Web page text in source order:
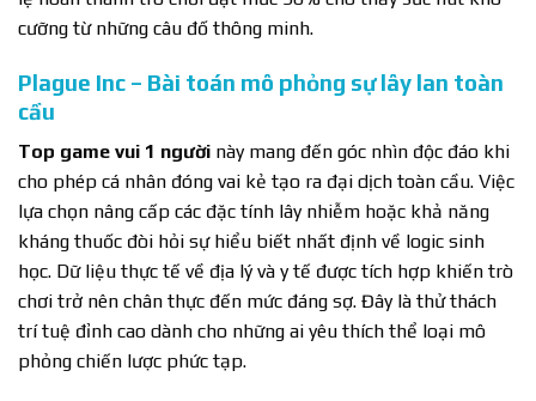
cưỡng từ những câu đố thông minh.
Plague Inc – Bài toán mô phỏng sự lây lan toàn
cầu
Top game vui 1 người này mang đến góc nhìn độc đáo khi
cho phép cá nhân đóng vai kẻ tạo ra đại dịch toàn cầu. Việc
lựa chọn nâng cấp các đặc tính lây nhiễm hoặc khả năng
kháng thuốc đòi hỏi sự hiểu biết nhất định về logic sinh
học. Dữ liệu thực tế về địa lý và y tế được tích hợp khiến trò
chơi trở nên chân thực đến mức đáng sợ. Đây là thử thách
trí tuệ đỉnh cao dành cho những ai yêu thích thể loại mô
phỏng chiến lược phức tạp.